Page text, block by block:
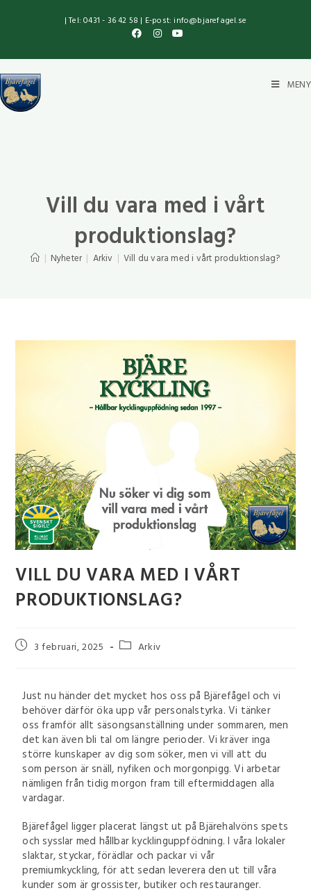
| Tel: 0431 - 36 42 58 | E-post: info@bjarefagel.se
MENY
Vill du vara med i vårt
produktionslag?
| Nyheter | Arkiv | Vill du vara med i vårt produktionslag?
VILL DU VARA MED I VÅRT
PRODUKTIONSLAG?
3 februari, 2025 Arkiv
Just nu händer det mycket hos oss på Bjärefågel och vi
behöver därför öka upp vår personalstyrka. Vi tänker
oss framför allt säsongsanställning under sommaren, men
det kan även bli tal om längre perioder. Vi kräver inga
större kunskaper av dig som söker, men vi vill att du
som person är snäll, nyfiken och morgonpigg. Vi arbetar
nämligen från tidig morgon fram till eftermiddagen alla
vardagar.
Bjärefågel ligger placerat längst ut på Bjärehalvöns spets
och sysslar med hållbar kycklinguppfödning. I våra lokaler
slaktar, styckar, förädlar och packar vi vår
premiumkyckling, för att sedan leverera den ut till våra
kunder som är grossister, butiker och restauranger.